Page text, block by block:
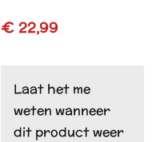
€ 22,99
Laat het me
weten wanneer
dit product weer